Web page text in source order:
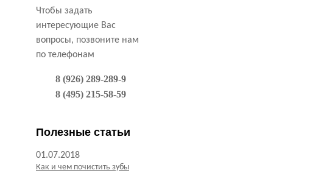
Чтобы задать
интересующие Вас
вопросы, позвоните нам
по телефонам
8 (926) 289-289-9
8 (495) 215-58-59
Полезные статьи
01.07.2018
Как и чем почистить зубы